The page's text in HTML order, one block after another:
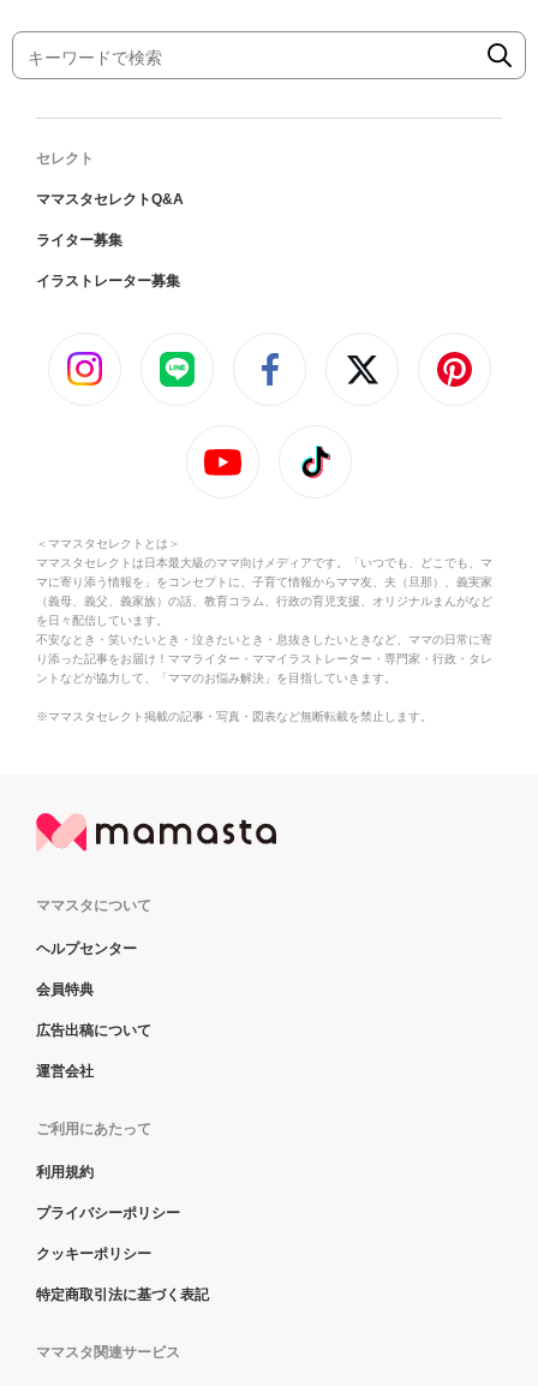
セレクト
ママスタセレクトQ&A
ライター募集
イラストレーター募集
＜ママスタセレクトとは＞
ママスタセレクトは日本最大級のママ向けメディアです。「いつでも、どこでも、マ
マに寄り添う情報を」をコンセプトに、子育て情報からママ友、夫（旦那）、義実家
（義母、義父、義家族）の話、教育コラム、行政の育児支援、オリジナルまんがなど
を日々配信しています。
不安なとき・笑いたいとき・泣きたいとき・息抜きしたいときなど、ママの日常に寄
り添った記事をお届け！ママライター・ママイラストレーター・専門家・行政・タレ
ントなどが協力して、「ママのお悩み解決」を目指していきます。
※ママスタセレクト掲載の記事・写真・図表など無断転載を禁止します。
ママスタについて
ヘルプセンター
会員特典
広告出稿について
運営会社
ご利用にあたって
利用規約
プライバシーポリシー
クッキーポリシー
特定商取引法に基づく表記
ママスタ関連サービス